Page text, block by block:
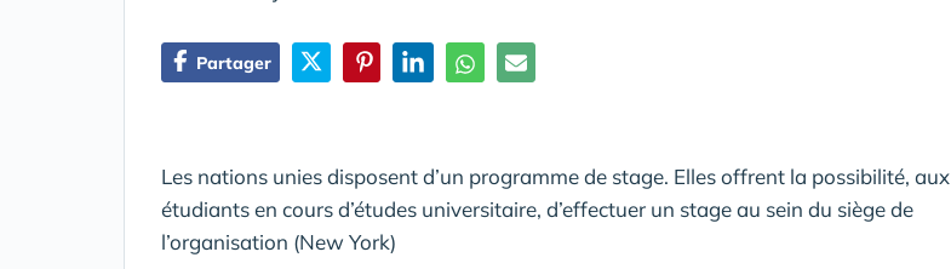
Partager
Les nations unies disposent d’un programme de stage. Elles offrent la possibilité, aux
étudiants en cours d’études universitaire, d’effectuer un stage au sein du siège de
l’organisation (New York)